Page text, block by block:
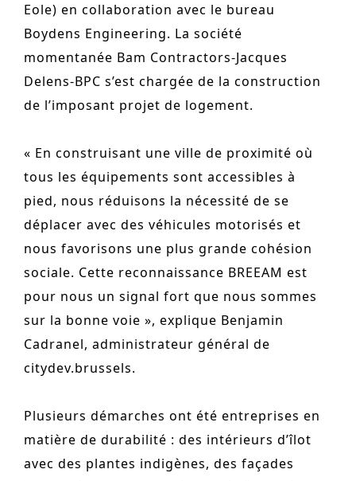
Eole) en collaboration avec le bureau
Boydens Engineering. La société
momentanée Bam Contractors-Jacques
Delens-BPC s’est chargée de la construction
de l’imposant projet de logement.
« En construisant une ville de proximité où
tous les équipements sont accessibles à
pied, nous réduisons la nécessité de se
déplacer avec des véhicules motorisés et
nous favorisons une plus grande cohésion
sociale. Cette reconnaissance BREEAM est
pour nous un signal fort que nous sommes
sur la bonne voie », explique Benjamin
Cadranel, administrateur général de
citydev.brussels.
Plusieurs démarches ont été entreprises en
matière de durabilité : des intérieurs d’îlot
avec des plantes indigènes, des façades